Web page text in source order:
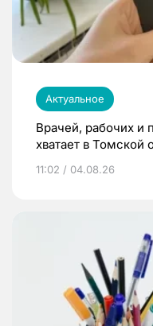
Актуальное
Врачей, рабочих и
хватает в Томской
11:02 / 04.08.26